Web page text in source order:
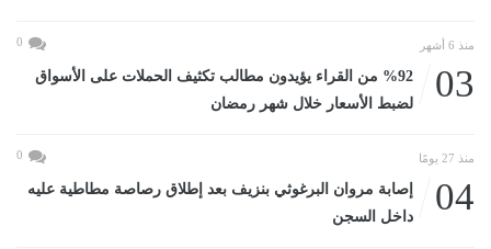
منذ 6 أشهر 0
03
%92 من القراء يؤيدون مطالب تكثيف الحملات على الأسواق
لضبط الأسعار خلال شهر رمضان
منذ 27 يومًا 0
04
إصابة مروان البرغوثي بنزيف بعد إطلاق رصاصة مطاطية عليه
داخل السجن